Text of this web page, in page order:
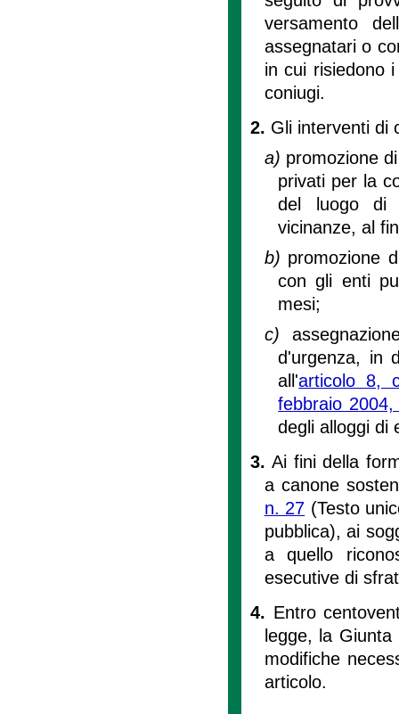
versamento
assegnatari o
in cui risiedono
coniugi.
2. Gli interventi di
a) promozione
privati per la
del luogo di
vicinanze, al
b) promozione
con gli enti
mesi;
c)
d'urgenza, in
all'articolo 8,
febbraio
degli alloggi di
3.Ai fini della
a canone
n. 27 (Testo
pubblica), ai
a quello
esecutive di
4. Entro
legge, la
modifiche
articolo.